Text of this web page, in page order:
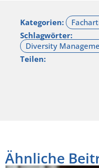
Kategorien:
Schlagwörter:
Teilen:
Ähnliche